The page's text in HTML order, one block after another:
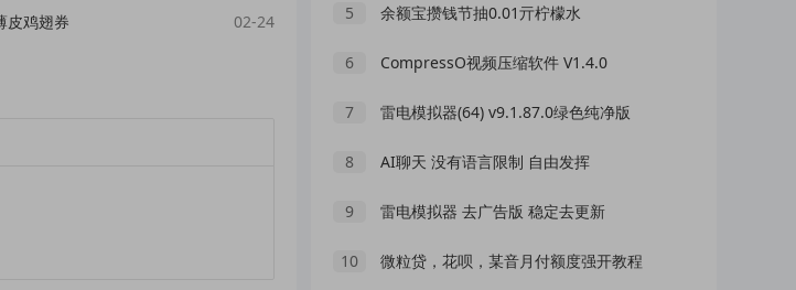
皮鸡翅券 02-24 5 余额宝攒钱节抽0.01亓柠檬水
6 CompressO视频压缩软件 V1.4.0
7 雷电模拟器(64) v9.1.87.0绿色纯净版
8 AI聊天 没有语言限制 自由发挥
9 雷电模拟器 去广告版 稳定去更新
10 微粒贷，花呗，某音月付额度强开教程